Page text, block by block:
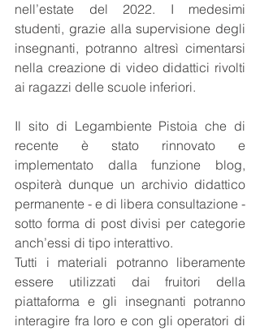
nell’estate del 2022. I medesimi
studenti, grazie alla supervisione degli
insegnanti, potranno altresì cimentarsi
nella creazione di video didattici rivolti
ai ragazzi delle scuole inferiori.
Il sito di Legambiente Pistoia che di
recente è stato rinnovato e
implementato dalla funzione blog,
ospiterà dunque un archivio didattico
permanente - e di libera consultazione -
sotto forma di post divisi per categorie
anch’essi di tipo interattivo.
Tutti i materiali potranno liberamente
essere utilizzati dai fruitori della
piattaforma e gli insegnanti potranno
interagire fra loro e con gli operatori di